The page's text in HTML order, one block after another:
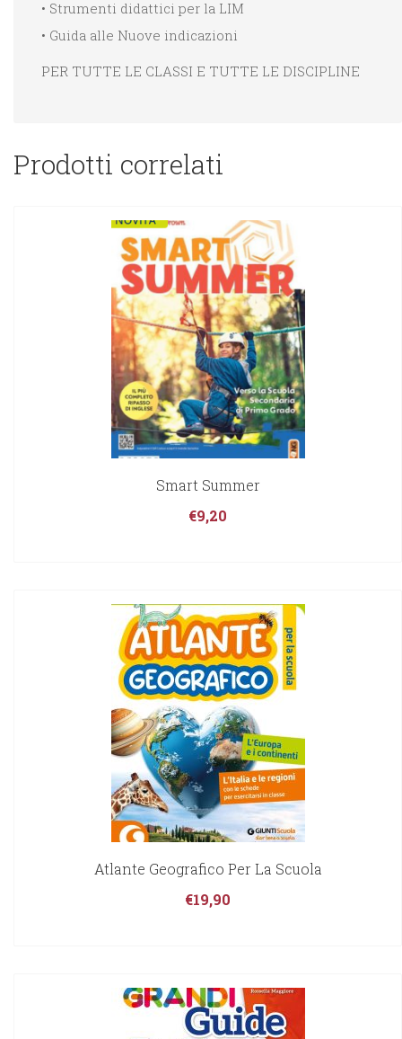
• Strumenti didattici per la LIM
• Guida alle Nuove indicazioni
PER TUTTE LE CLASSI E TUTTE LE DISCIPLINE
Prodotti correlati
Smart Summer
€9,20
Atlante Geografico Per La Scuola
€19,90